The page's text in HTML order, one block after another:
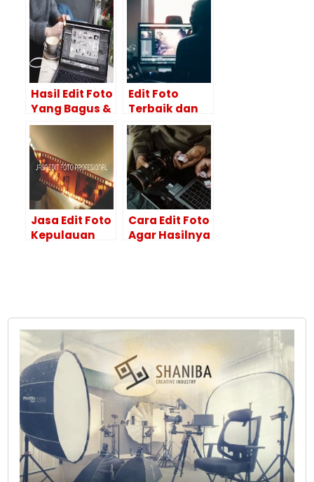
Hasil Edit Foto
Yang Bagus &
Tips
Menggunakan
Adobe
Photoshop
Edit Foto
Terbaik dan
Hasil
Maksimal Itu
Ya di Editor
Foto
Profesional
Jasa Edit Foto
Kepulauan
Cara Edit Foto
Agar Hasilnya